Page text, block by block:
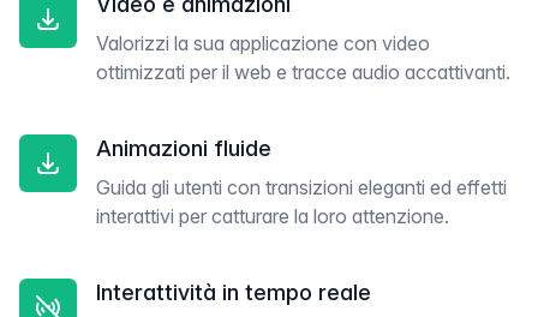
Valorizzi la sua applicazione con video
ottimizzati per il web e tracce audio accattivanti.
Animazioni fluide
Guida gli utenti con transizioni eleganti ed effetti
interattivi per catturare la loro attenzione.
Interattività in tempo reale